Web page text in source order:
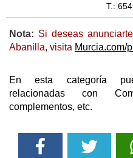
T.:
Nota: Si deseas
Abanilla, visita Murcia.com/
En esta categoría
relacionadas con
complementos, etc.